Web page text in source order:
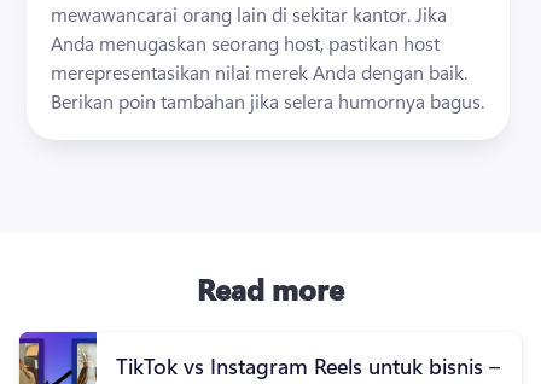
mewawancarai orang lain di sekitar kantor. Jika
Anda menugaskan seorang host, pastikan host
Read more
TikTok vs Instagram Reels untuk bisnis –